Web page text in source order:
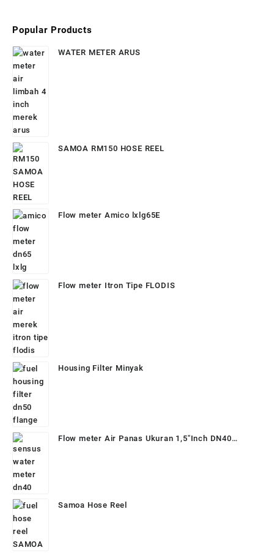
Popular Products
WATER METER ARUS
SAMOA RM150 HOSE REEL
Flow meter Amico lxlg65E
Flow meter Itron Tipe FLODIS
Housing Filter Minyak
Flow meter Air Panas Ukuran 1,5"Inch DN40
Samoa Hose Reel